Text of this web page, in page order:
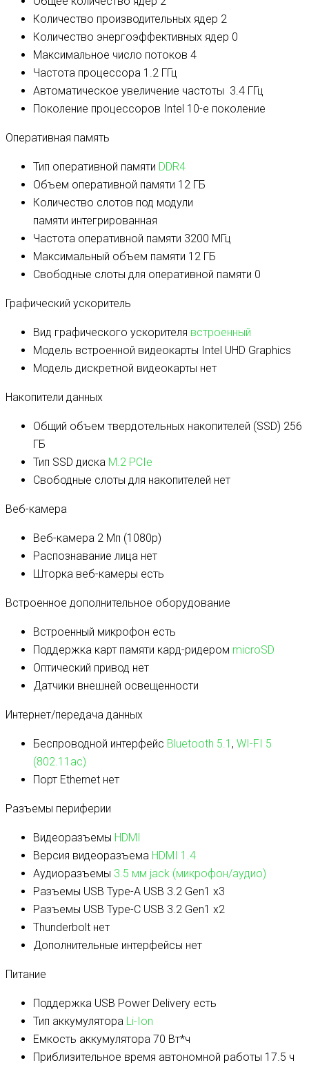
Количество производительных ядер 2
Количество энергоэффективных ядер 0
Максимальное число потоков 4
Частота процессора 1.2 ГГц
Автоматическое увеличение частоты 3.4 ГГц
Поколение процессоров Intel 10-е поколение
Оперативная память
Тип оперативной памяти DDR4
Объем оперативной памяти 12 ГБ
Количество слотов под модули
памяти интегрированная
Частота оперативной памяти 3200 МГц
Максимальный объем памяти 12 ГБ
Свободные слоты для оперативной памяти 0
Графический ускоритель
Вид графического ускорителя встроенный
Модель встроенной видеокарты Intel UHD Graphics
Модель дискретной видеокарты нет
Накопители данных
Общий объем твердотельных накопителей (SSD) 256
ГБ
Тип SSD диска M.2 PCIe
Свободные слоты для накопителей нет
Веб-камера
Веб-камера 2 Мп (1080p)
Распознавание лица нет
Шторка веб-камеры есть
Встроенное дополнительное оборудование
Встроенный микрофон есть
Поддержка карт памяти кард-ридером microSD
Оптический привод нет
Датчики внешней освещенности
Интернет/передача данных
Беспроводной интерфейс Bluetooth 5.1 , WI-FI 5
(802.11ac)
Порт Ethernet нет
Разъемы периферии
Видеоразъемы HDMI
Версия видеоразъема HDMI 1.4
Аудиоразъемы 3.5 мм jack (микрофон/аудио)
Разъемы USB Type-A USB 3.2 Gen1 x3
Разъемы USB Type-C USB 3.2 Gen1 x2
Thunderbolt нет
Дополнительные интерфейсы нет
Питание
Поддержка USB Power Delivery есть
Тип аккумулятора Li-Ion
Емкость аккумулятора 70 Вт*ч
Приблизительное время автономной работы 17.5 ч